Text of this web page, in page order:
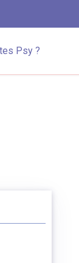
Psy ?